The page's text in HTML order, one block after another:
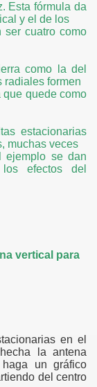
Esta fórmula da
y el de los
cuatro como
como la del
radiales formen
que quede como
estacionarias
muchas veces
ejemplo se dan
efectos del
vertical para
en el
la antena
un gráfico
del centro